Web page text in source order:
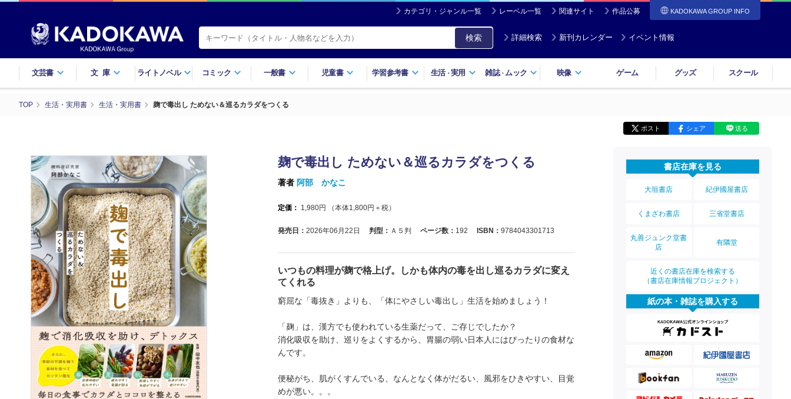
カテゴリ・ジャンル一覧 レーベル一覧 関連サイト 作品公募 KADOKAWA GROUP INFO
検索 詳細検索 新刊カレンダー イベント情報
文芸書 文庫 ライトノベル コミック 一般書 児童書 学習参考書 生活・実用 雑誌・ ムック 映像 ゲーム グッズ スクール
TOP 生活・実用書 生活・実用書 麹で毒出し ためない＆巡るカラダをつくる
ポスト シェア 送る
麹で毒出し ためない＆巡るカラダをつくる
著者 阿部 かなこ
定価： 1,980円 （本体1,800円＋税）
発売日： 2026年06月22日 判型： Ａ５判 ページ数： 192 ISBN： 9784043301713
いつもの料理が麹で格上げ。しかも体内の毒を出し巡るカラダに変え
てくれる
窮屈な「毒抜き」よりも、「体にやさしい毒出し」生活を始めましょう！
「麹」は、漢方でも使われている生薬だって、ご存じでしたか？
消化吸収を助け、巡りをよくするから、胃腸の弱い日本人にはぴったりの食材な
んです。
便秘がち、肌がくすんでいる、なんとなく体がだるい、風邪をひきやすい、目覚
めが悪い。。。
書店在庫を見る
大垣書店 紀伊國屋書店
くまざわ書店 三省堂書店
丸善ジュンク堂書
店
有隣堂
近くの書店在庫を検索する
（書店在庫情報プロジェクト）
紙の本・雑誌を購入する